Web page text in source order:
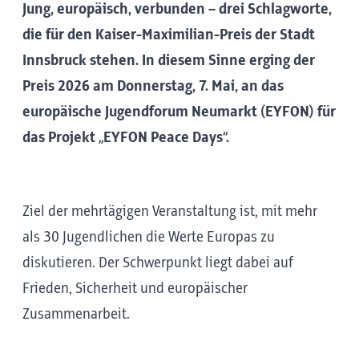
Jung, europäisch, verbunden – drei Schlagworte,
die für den Kaiser-Maximilian-Preis der Stadt
Innsbruck stehen. In diesem Sinne erging der
Preis 2026 am Donnerstag, 7. Mai, an das
europäische Jugendforum Neumarkt (EYFON) für
das Projekt „EYFON Peace Days“.
Ziel der mehrtägigen Veranstaltung ist, mit mehr
als 30 Jugendlichen die Werte Europas zu
diskutieren. Der Schwerpunkt liegt dabei auf
Frieden, Sicherheit und europäischer
Zusammenarbeit.